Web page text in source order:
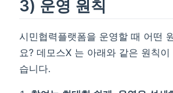
3) 운영 원칙
시민협력플랫폼을 운영할 때 어떤
요? 데모스X 는 아래와 같은 원칙
습니다.